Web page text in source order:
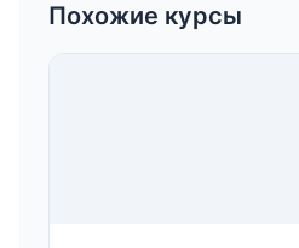
Похожие курсы